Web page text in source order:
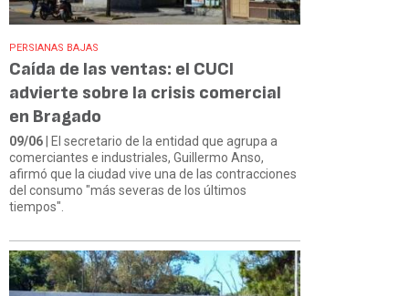
PERSIANAS BAJAS
Caída de las ventas: el CUCI
advierte sobre la crisis comercial
en Bragado
09/06| El secretario de la entidad que agrupa a
comerciantes e industriales, Guillermo Anso,
afirmó que la ciudad vive una de las contracciones
del consumo "más severas de los últimos
tiempos".